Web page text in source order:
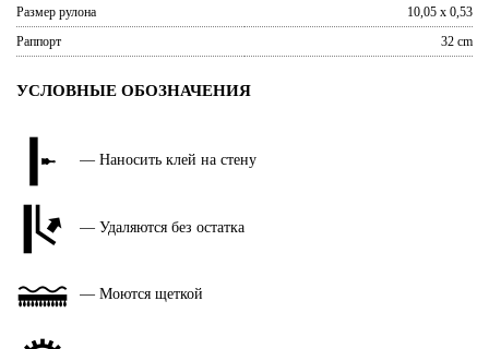
Размер рулона
10,05 x 0,53
Раппорт
32 cm
УСЛОВНЫЕ ОБОЗНАЧЕНИЯ
— Наносить клей на стену
— Удаляются без остатка
— Моются щеткой